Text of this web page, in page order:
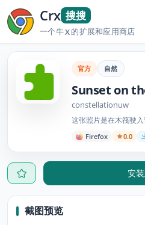
Crx 搜搜
一个牛X的扩展和应用商店
官方 自然
Sunset on
constellationuw
这张照片是在木筏驶入
Firefox 0.0
安
截图预览